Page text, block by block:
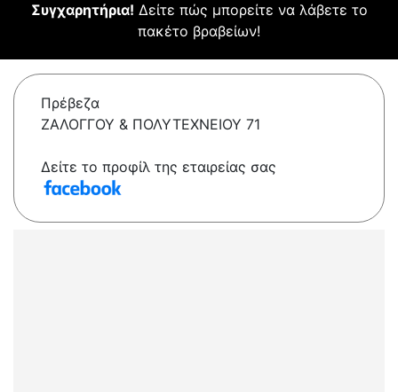
Συγχαρητήρια! Δείτε πώς μπορείτε να λάβετε το
πακέτο βραβείων!
Πρέβεζα
ΖΑΛΟΓΓΟΥ & ΠΟΛΥΤΕΧΝΕΙΟΥ 71
Δείτε το προφίλ της εταιρείας σας